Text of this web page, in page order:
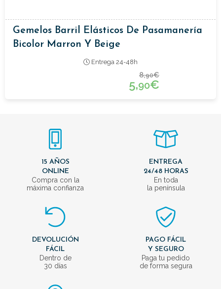
Gemelos Barril Elásticos De Pasamanería
Bicolor Marron Y Beige
Entrega 24-48h
8,90€
5,90€
15 AÑOS
ONLINE
Compra con la
máxima confianza
ENTREGA
24/48 HORAS
En toda
la península
DEVOLUCIÓN
FÁCIL
Dentro de
30 días
PAGO FÁCIL
Y SEGURO
Paga tu pedido
de forma segura